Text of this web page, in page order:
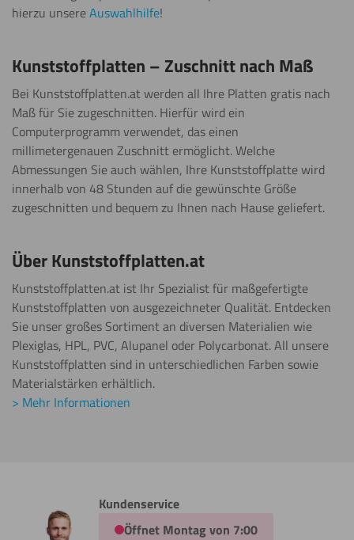
hierzu unsereAuswahlhilfe!
Kunststoffplatten – Zuschnitt nach Maß
Bei Kunststoffplatten.at werden all Ihre Platten gratis nach
Maß für Sie zugeschnitten. Hierfür wird ein
Computerprogramm verwendet, das einen
millimetergenauen Zuschnitt ermöglicht. Welche
Abmessungen Sie auch wählen, Ihre Kunststoffplatte wird
innerhalb von 48 Stunden auf die gewünschte Größe
zugeschnitten und bequem zu Ihnen nach Hause geliefert.
Über Kunststoffplatten.at
Kunststoffplatten.at ist Ihr Spezialist für maßgefertigte
Kunststoffplatten von ausgezeichneter Qualität. Entdecken
Sie unser großes Sortiment an diversen Materialien wie
Plexiglas, HPL, PVC, Alupanel oder Polycarbonat. All unsere
Kunststoffplatten sind in unterschiedlichen Farben sowie
Materialstärken erhältlich.
> Mehr Informationen
Kundenservice
Öffnet Montag von 7:00